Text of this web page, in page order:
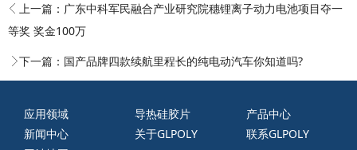
上一篇： 广东中科军民融合产业研究院穗锂离子动力电池项目夺一
等奖 奖金100万
下一篇： 国产品牌四款续航里程长的纯电动汽车你知道吗?
应用领域 导热硅胶片
产品中心
新闻中心
关于GLPOLY
联系GLPOLY